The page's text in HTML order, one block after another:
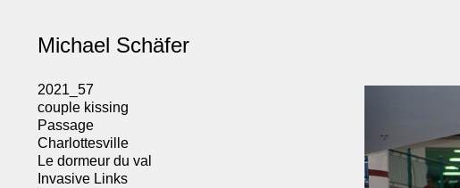
Michael Schäfer
2021_57
couple kissing
Passage
Charlottesville
Le dormeur du val
Invasive Links